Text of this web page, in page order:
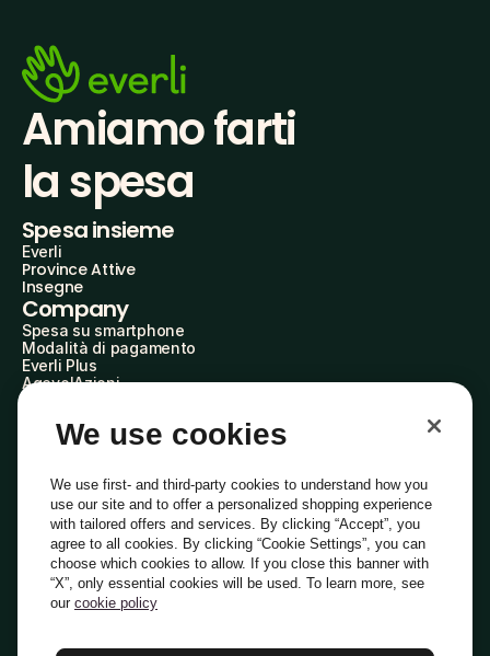
Amiamo farti
la spesa
Spesa insieme
Everli
Province Attive
Insegne
Company
Spesa su smartphone
Modalità di pagamento
Everli Plus
AgevolAzioni
Everli Shoppers
Scopri chi siamo
Domande frequenti
Lavora con noi
Diventa Shopper
Investitori
PrivacyCookiePreferenze Cookie
Termini e Condizioni
Italiano
We use cookies
We use first- and third-party cookies to understand how you
use our site and to offer a personalized shopping experience
with tailored offers and services. By clicking “Accept”, you
agree to all cookies. By clicking “Cookie Settings”, you can
choose which cookies to allow. If you close this banner with
“X”, only essential cookies will be used. To learn more, see
our cookie policy